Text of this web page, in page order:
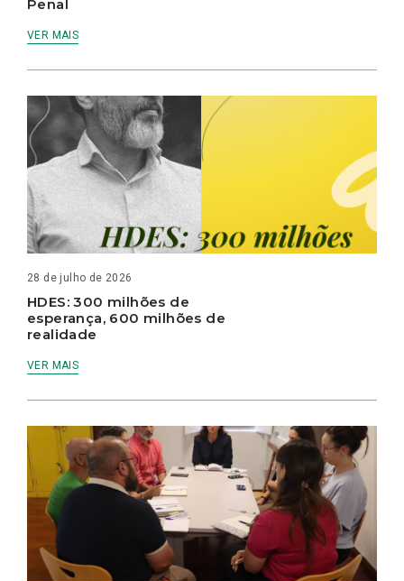
Penal
VER MAIS
28 de julho de 2026
HDES: 300 milhões de
esperança, 600 milhões de
realidade
VER MAIS